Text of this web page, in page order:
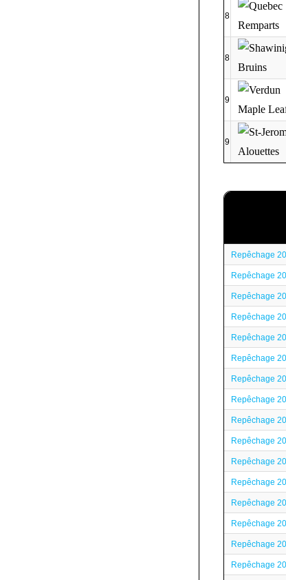
8
8
9
9
Repêchage
Repêchage
Repêchage
Repêchage
Repêchage
Repêchage
Repêchage
Repêchage
Repêchage
Repêchage
Repêchage
Repêchage
Repêchage
Repêchage
Repêchage
Repêchage